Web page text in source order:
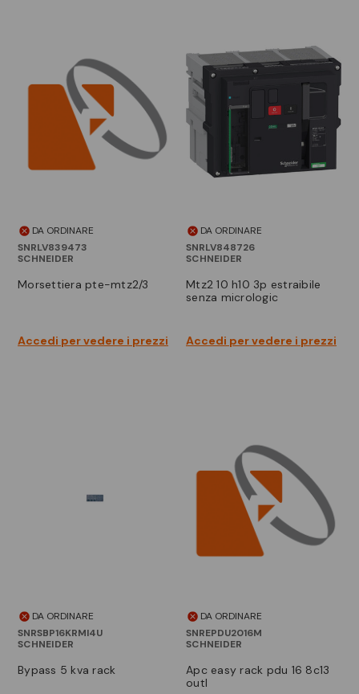
DA ORDINARE
SNRLV839473
SCHNEIDER
morsettiera pte-mtz2/3
Accedi per vedere i prezzi
DA ORDINARE
SNRLV848726
SCHNEIDER
mtz2 10 h10 3p estraibile
senza micrologic
Accedi per vedere i prezzi
DA ORDINARE
SNRSBP16KRMI4U
SCHNEIDER
bypass 5 kva rack
DA ORDINARE
SNREPDU2016M
SCHNEIDER
apc easy rack pdu 16 8c13
outl